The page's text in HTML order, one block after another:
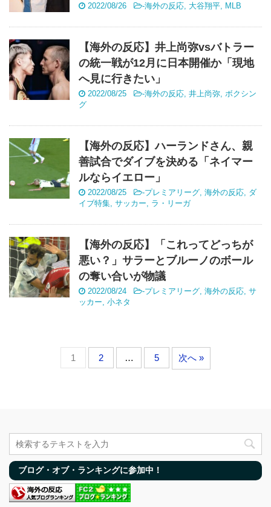
2022/08/26 -海外の反応, 大谷翔平, MLB
【海外の反応】井上尚弥vsバトラー
の統一戦が12月に日本開催か「現地
へ見に行きたい」
2022/08/25 -海外の反応, 井上尚弥, ボクシン
グ
【海外の反応】ハーランドさん、親
善試合でダイブを決める「ネイマー
ルならイエロー」
2022/08/25 -プレミアリーグ, 海外の反応, ダ
イブ特集, サッカー, ラ・リーガ
【海外の反応】「これってどっちが
悪い？」サラーとブルーノのボール
の奪い合いが物議
2022/08/24 -プレミアリーグ, 海外の反応, サ
ッカー, 小ネタ
1 2 … 5 次へ »
ブログ・オブ・ランキングに参加中！